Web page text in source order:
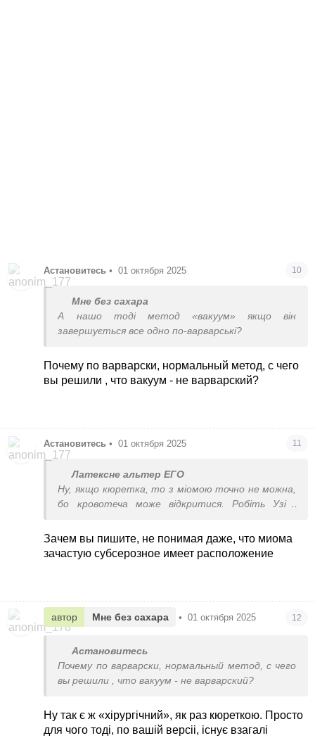
Астановитесь • 01 октября 2025 10
Мне без сахара
А нашо тоді метод «вакуум» якщо він
завершується все одно по-варварські?
Почему по варварски, нормальный метод, с чего
вы решили , что вакуум - не варварский?
Астановитесь • 01 октября 2025 11
Латексне альтер ЕГО
Ну, якщо кюретка, то з міомою точно не можна,
бо кровотеча може відкритися. Робіть Узі і
Зачем вы пишите, не понимая даже, что миома
зачастую субсерозное имеет расположение
автор Мне без сахара • 01 октября 2025 12
Астановитесь
Почему по варварски, нормальный метод, с чего
вы решили , что вакуум - не варварский?
Ну так є ж «хірургічний», як раз кюреткою. Просто
для чого тоді, по вашій версіі, існує взагалі